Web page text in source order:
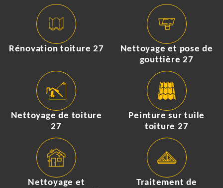
Rénovation toiture 27
Nettoyage et pose de
gouttière 27
Nettoyage de toiture
27
Peinture sur tuile
toiture 27
Nettoyage et
Traitement de